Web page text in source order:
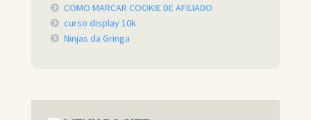
COMO MARCAR COOKIE DE AFILIADO
curso display 10k
Ninjas da Gringa